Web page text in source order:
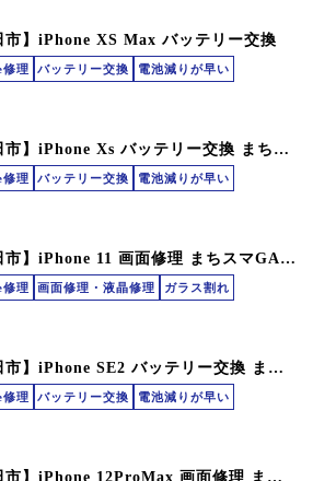
市】iPhone XS Max バッテリー交換
理 バッテリー交換 電池減りが早い
【豊田市】iPhone Xs バッテリー交換 まちスマGAZA豊田店
理 バッテリー交換 電池減りが早い
【豊田市】iPhone 11 画面修理 まちスマGAZA豊田店
理 画面修理・液晶修理 ガラス割れ
【豊田市】iPhone SE2 バッテリー交換 まちスマGAZA豊田店
理 バッテリー交換 電池減りが早い
【豊田市】iPhone 12ProMax 画面修理 まちスマGAZA豊田店